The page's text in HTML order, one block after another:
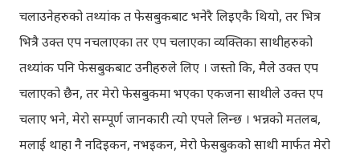
चलाउनेहरुको तथ्यांक त फेसबुकबाट भनेरै लिइएकै थियो, तर भित्र
भित्रै उक्त एप नचलाएका तर एप चलाएका व्यक्तिका साथीहरुको
तथ्यांक पनि फेसबुकबाट उनीहरुले लिए । जस्तो कि, मैले उक्त एप
चलाएको छैन, तर मेरो फेसबुकमा भएका एकजना साथीले उक्त एप
चलाए भने, मेरो सम्पूर्ण जानकारी त्यो एपले लिन्छ । भन्नको मतलब,
मलाई थाहा नै नदिइकन, नभइकन, मेरो फेसबुकको साथी मार्फत मेरो